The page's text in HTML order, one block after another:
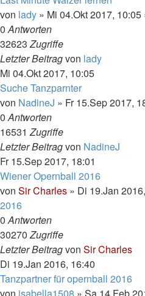
von lady » Mi 04.Okt 2017, 10:05
0Antworten
32623Zugriffe
Letzter Beitragvon lady
Mi 04.Okt 2017, 10:05
Suche Tanzparnter
von NadineJ » Fr 15.Sep 2017,
0Antworten
16531Zugriffe
Letzter Beitragvon NadineJ
Fr 15.Sep 2017, 18:01
Wiener Opernball 2016
von Sir Charles » Di 19.Jan
2016
0Antworten
30270Zugriffe
Letzter Beitragvon Sir Charles
Di 19.Jan 2016, 16:40
Tanzpartner für opernball 2016